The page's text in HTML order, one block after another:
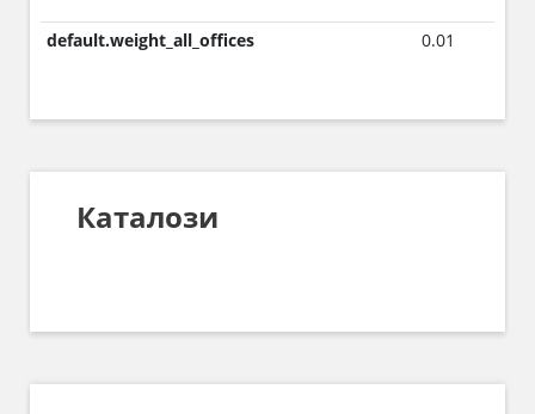
default.weight_all_offices 0.01
Каталози